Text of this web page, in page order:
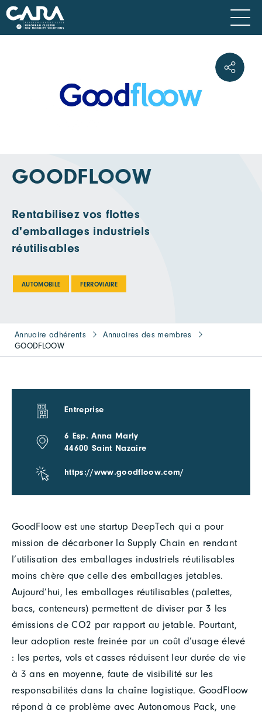
GOODFLOOW
Rentabilisez vos flottes
d'emballages industriels
réutilisables
AUTOMOBILE FERROVIAIRE
Annuaire adhérents
Annuaires des membres
GOODFLOOW
GoodFloow est une startup DeepTech qui a pour
mission de décarboner la Supply Chain en rendant
l’utilisation des emballages industriels réutilisables
moins chère que celle des emballages jetables.
Aujourd’hui, les emballages réutilisables (palettes,
bacs, conteneurs) permettent de diviser par 3 les
émissions de CO2 par rapport au jetable. Pourtant,
leur adoption reste freinée par un coût d’usage élevé
: les pertes, vols et casses réduisent leur durée de vie
à 3 ans en moyenne, faute de visibilité sur les
responsabilités dans la chaîne logistique. GoodFloow
répond à ce problème avec Autonomous Pack, une
Entreprise
6 Esp. Anna Marly
44600 Saint Nazaire
https://www.goodfloow.com/